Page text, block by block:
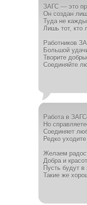
ЗАГС — это
Он создан
Туда не
Лишь тот, кто
Работников
Большой
Творите
Соединяйте
Работа в
Но
Соединяет
Редко
Желаем
Добра и
Пусть будут
Такие же